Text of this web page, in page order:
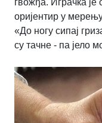
оријентир у
«До ногу сипај
су тачне - па јело